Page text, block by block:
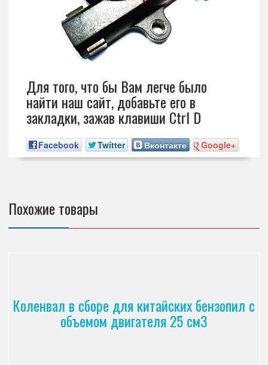
Для того, что бы Вам легче было
найти наш сайт, добавьте его в
закладки, зажав клавиши Ctrl D
Facebook Twitter Вконтакте Google+
Похожие товары
Коленвал в сборе для китайских бензопил с
объемом двигателя 25 см3